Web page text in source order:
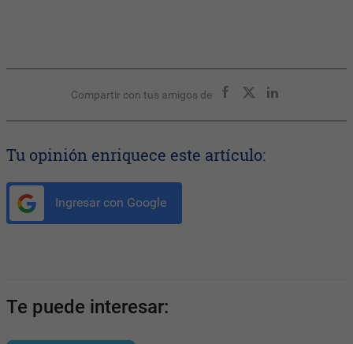
Compartir con tus amigos de
Tu opinión enriquece este artículo:
Ingresar con Google
Te puede interesar: